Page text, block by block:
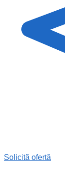
Solicită ofertă